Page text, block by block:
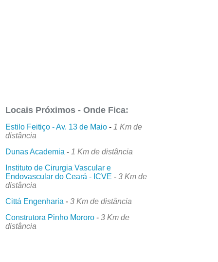
Locais Próximos - Onde Fica:
Estilo Feitiço - Av. 13 de Maio - 1 Km de
distância
Dunas Academia - 1 Km de distância
Instituto de Cirurgia Vascular e
Endovascular do Ceará - ICVE -3 Km de
distância
Cittá Engenharia -3 Km de distância
Construtora Pinho Mororo -3 Km de
distância